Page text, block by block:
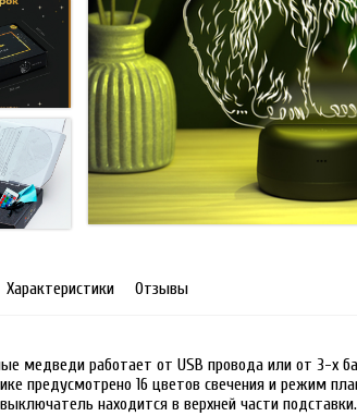
Характеристики Отзывы
медведи работает от USB провода или от 3-х
предусмотрено 16 цветов свечения и режим
находится в верхней части